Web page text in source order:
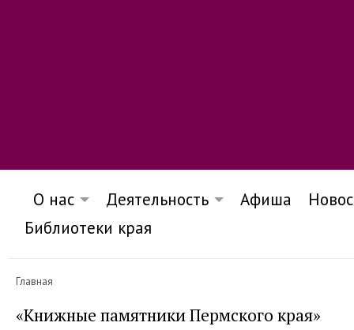
О нас Деятельность Афиша
Библиотеки края
Главная
«Книжные памятники Пермского края»